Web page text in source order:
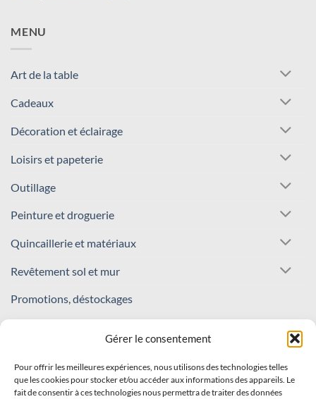
Gérer le consentement
Pour offrir les meilleures expériences, nous utilisons des technologies telles
que les cookies pour stocker et/ou accéder aux informations des appareils. Le
fait de consentir à ces technologies nous permettra de traiter des données
MENU
Art de la table
Cadeaux
Décoration et éclairage
Loisirs et papeterie
Outillage
Peinture et droguerie
Quincaillerie et matériaux
Revêtement sol et mur
Promotions, déstockages
REJOIGNEZ NOTRE COMMUNAUTÉ !
Inscrivez-vous à notre newsletter